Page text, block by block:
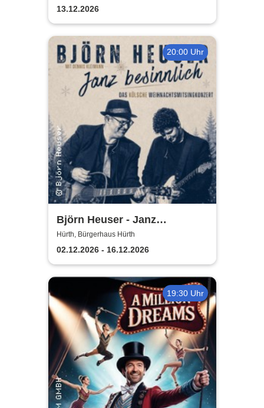
13.12.2026
20:00 Uhr
Björn Heuser - Janz
besinnlich
Hürth, Bürgerhaus Hürth
02.12.2026 - 16.12.2026
19:30 Uhr